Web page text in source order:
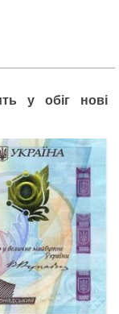
у обіг нові